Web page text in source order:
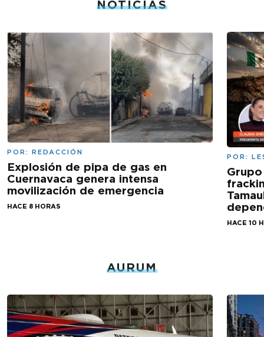
NOTICIAS
POR: REDACCIÓN
Explosión de pipa de gas en
Cuernavaca genera intensa
movilización de emergencia
HACE 8 HORAS
POR:
HACE 10
AURUM